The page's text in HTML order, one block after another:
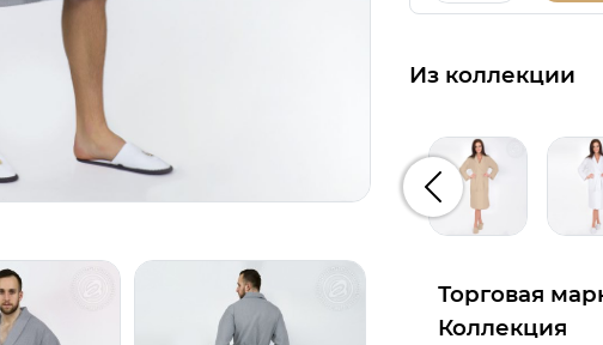
Из коллекции
Предыдущий
Торговая
Коллекция